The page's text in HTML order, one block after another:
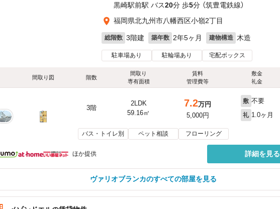
黒崎駅前駅 バス20分 歩5分 （筑豊電鉄線）
福岡県北九州市八幡西区小嶺2丁目
総階数 3階建 築年数 2年5ヶ月 建物構造 木造
駐車場あり 駐輪場あり 宅配ボックス
間取り図 階数
間取り
専有面積
賃料
管理費等
敷金
礼金
3階
2LDK
59.16㎡
7.2万円
5,000円
敷 不要
礼 1.0ヶ月
バス・トイレ別 ペット相談 フローリング
ほか提供 詳細を見る
ヴァリオブランカのすべての部屋を見る